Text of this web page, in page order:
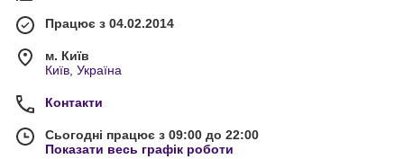
Працює з 04.02.2014
м. Київ
Київ, Україна
Контакти
Сьогодні працює з 09:00 до 22:00
Показати весь графік роботи